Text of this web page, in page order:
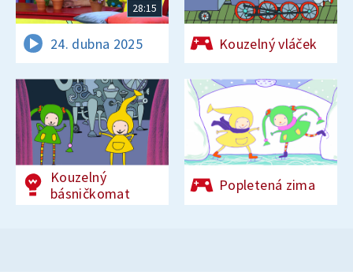
28:15
24. dubna 2025 Kouzelný vláček
Kouzelný
básničkomat
Popletená zima